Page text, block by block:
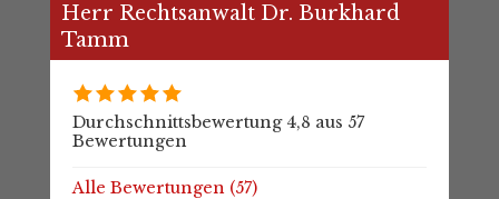
Herr Rechtsanwalt Dr. Burkhard
Tamm
Durchschnittsbewertung 4,8 aus 57
Bewertungen
Alle Bewertungen (57)